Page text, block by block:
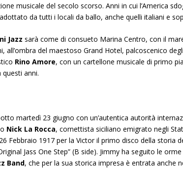
musicale del secolo scorso. Anni in cui l’America
da tutti i locali da ballo, anche quelli italiani e
Jazz sarà come di consueto Marina Centro, con il
all’ombra del maestoso Grand Hotel, palcoscenico
Rino Amore, con un cartellone musicale di primo
anni.
martedì 23 giugno con un’autentica autorità
Nick La Rocca, cornettista siciliano emigrato negli
Febbraio 1917 per la Victor il primo disco della storia
Jass One Step” (B side). Jimmy ha seguito le
Band, che per la sua storica impresa è entrata anche